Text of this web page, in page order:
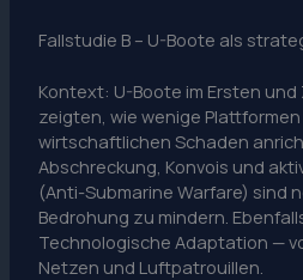
Fallstudie B – U-Boote als
Kontext: U-Boote im Ersten
zeigten, wie wenige
wirtschaftlichen Schaden
Abschreckung, Konvois und
(Anti-Submarine Warfare) sind
Bedrohung zu mindern.
Technologische Adaptation —
Netzen und Luftpatrouillen.